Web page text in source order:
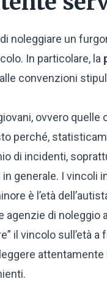
noleggiare un
In particolare, la
convenzioni
ovvero
perché,
di incidenti,
generale. I vincoli
è l’età
agenzie di
il vincolo sull’età